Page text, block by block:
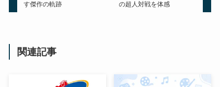
す傑作の軌跡
の超人対戦を体感
関連記事